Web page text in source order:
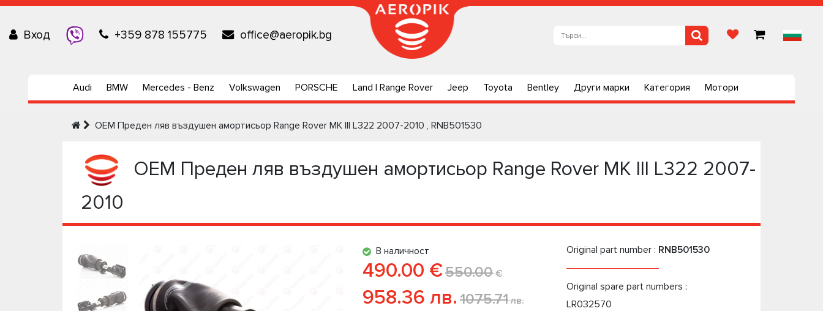
Вход +359 878 155775 office@aeropik.bg
Audi BMW Mercedes - Benz Volkswagen PORSCHE Land | Range Rover Jeep Toyota Bentley Други марки Категория Мотори
OEM Преден ляв въздушен амортисьор Range Rover МК III L322 2007-2010 , RNB501530
OEM Преден ляв въздушен амортисьор Range Rover МК III L322 2007-
2010
В наличност
490.00 €550.00€
958.36 лв. 1075.71лв.
Original part number : RNB501530
Original spare part numbers :
LR032570